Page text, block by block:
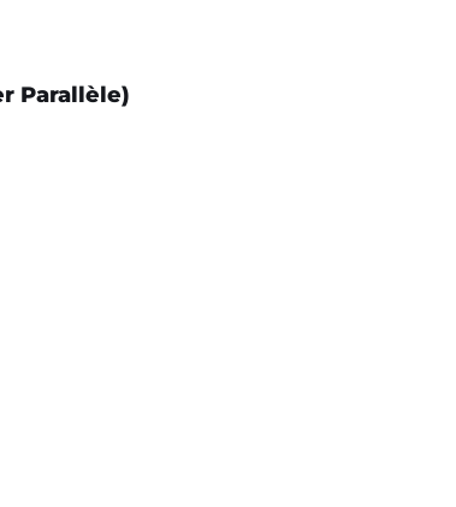
Parallèle)